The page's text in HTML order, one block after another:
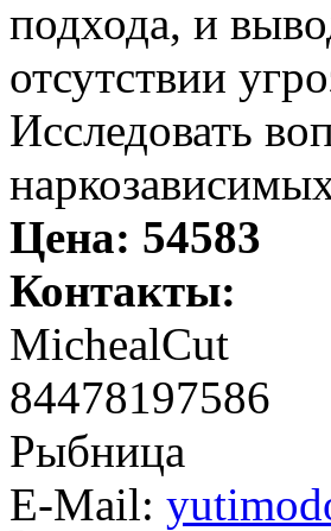
подхода, и
отсутствии
Исследовать
Цена: 54583
Контакты:
MichealCut
84478197586
Рыбница
E-Mail: